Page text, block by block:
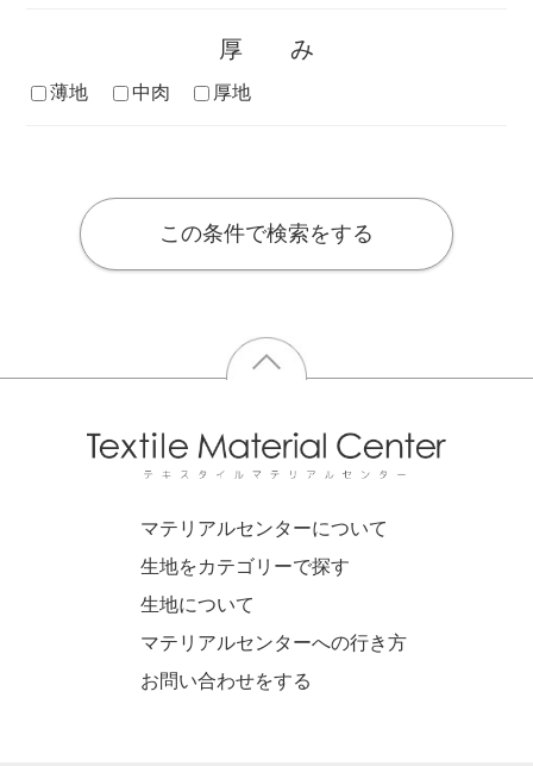
厚み
薄地 中肉 厚地
この条件で検索をする
マテリアルセンターについて
生地をカテゴリーで探す
生地について
マテリアルセンターへの行き方
お問い合わせをする